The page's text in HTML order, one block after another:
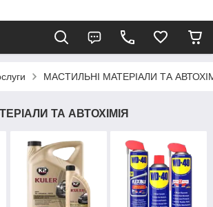
МАСТИЛЬНІ МАТЕРІАЛИ ТА
ТА АВТОХІМІЯ